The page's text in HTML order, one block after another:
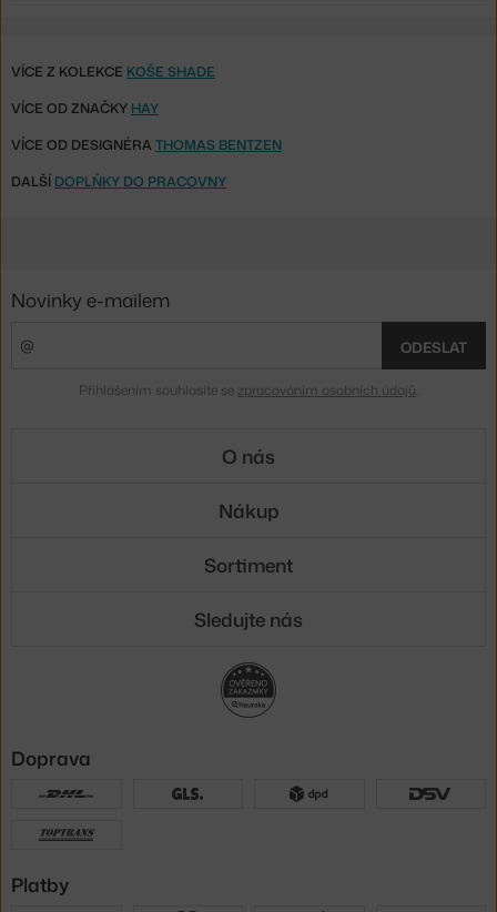
VÍCE Z KOLEKCE KOŠE SHADE
VÍCE OD ZNAČKY HAY
VÍCE OD DESIGNÉRA THOMAS BENTZEN
DALŠÍ DOPLŇKY DO PRACOVNY
Novinky e-mailem
ODESLAT
Přihlášením souhlasíte se zpracováním osobních údajů
O nás
Nákup
Sortiment
Sledujte nás
Doprava
Platby